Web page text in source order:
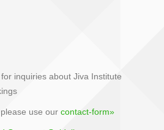
inquiries about Jiva Institute
use our contact-form»